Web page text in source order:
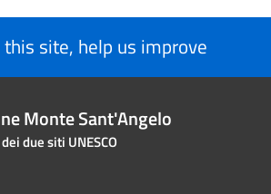
this site, help us improve
Monte Sant'Angelo
due siti UNESCO